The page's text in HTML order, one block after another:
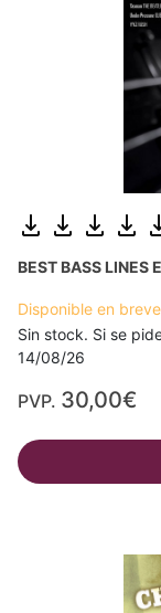
BEST BASS LINES
Disponible en breve
Sin stock. Si se
14/08/26
PVP. 30,00€